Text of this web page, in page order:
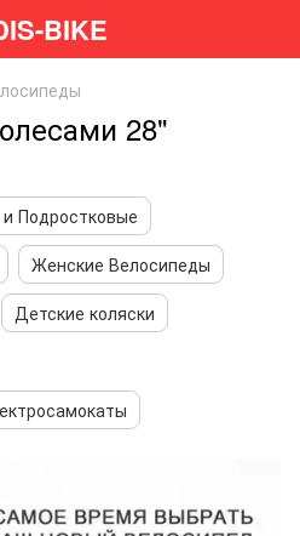
BIKE
28"
Подростковые
Женские Велосипеды
Детские коляски